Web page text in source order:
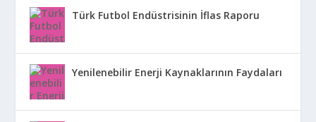
Türk Futbol Endüstrisinin İflas Raporu
Yenilenebilir Enerji Kaynaklarının Faydaları